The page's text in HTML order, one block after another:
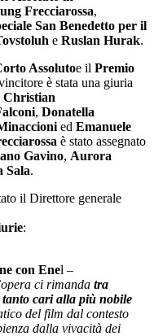
Frecciarossa,
San Benedetto per il
e Ruslan Hurak.
Assolutoe il Premio
è stata una giuria
Christian
, Donatella
ed Emanuele
è stato assegnato
Gavino, Aurora
Sala.
il Direttore generale
:
con Enel –
ci rimanda tra
cari alla più nobile
del film dal contesto
dalla vivacità dei